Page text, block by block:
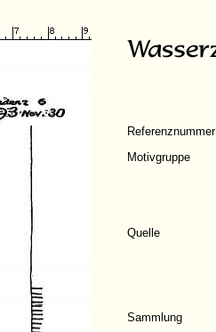
Referenznummer
Motivgruppe
Quelle
Sammlung